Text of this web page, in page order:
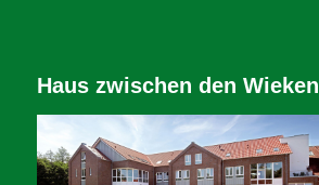
Haus zwischen den Wieken